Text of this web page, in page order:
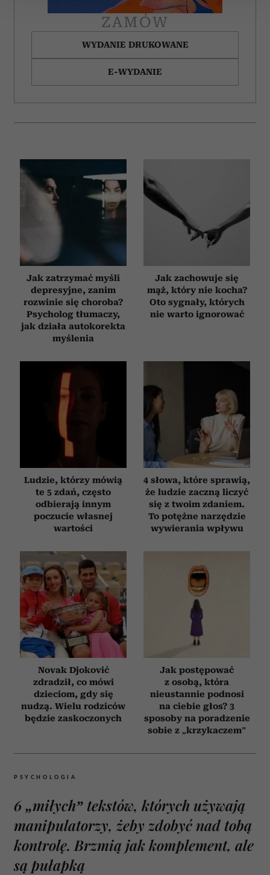
Wykorzystujemy pliki cookie do spersonalizowania treści
i reklam, aby oferować funkcje społecznościowe i
analizować ruch w naszej witrynie. Informacje o tym, jak
korzystasz z naszej witryny, udostępniamy partnerom
społecznościowym, reklamowym i analitycznym.
Partnerzy mogą połączyć te informacje z innymi danymi
ZAMÓW
WYDANIE DRUKOWANE
E-WYDANIE
Jak zatrzymać myśli
depresyjne, zanim
rozwinie się choroba?
Psycholog tłumaczy,
jak działa autokorekta
myślenia
Jak zachowuje się
mąż, który nie kocha?
Oto sygnały, których
nie warto ignorować
Ludzie, którzy mówią
te 5 zdań, często
odbierają innym
poczucie własnej
wartości
4 słowa, które sprawią,
że ludzie zaczną liczyć
się z twoim zdaniem.
To potężne narzędzie
wywierania wpływu
Novak Djoković
zdradził, co mówi
dzieciom, gdy się
nudzą. Wielu rodziców
będzie zaskoczonych
Jak postępować
z osobą, która
nieustannie podnosi
na ciebie głos? 3
sposoby na poradzenie
sobie z „krzykaczem”
PSYCHOLOGIA
6 „miłych” tekstów, których używają
manipulatorzy, żeby zdobyć nad tobą
kontrolę. Brzmią jak komplement, ale
są pułapką